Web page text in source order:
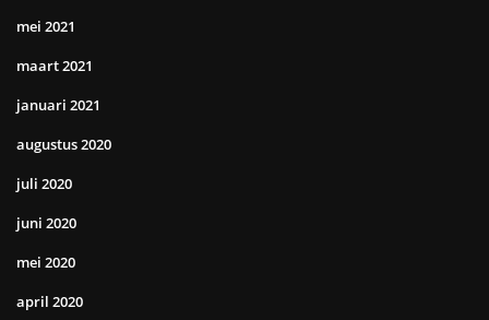
mei 2021
maart 2021
januari 2021
augustus 2020
juli 2020
juni 2020
mei 2020
april 2020